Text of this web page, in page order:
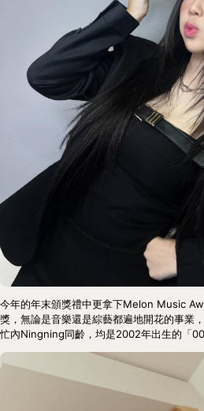
今年的年末頒獎禮中更拿下Melon Music
獎，無論是音樂還是綜藝都遍地開花的事業
忙內Ningning同齡，均是2002年出生的「00